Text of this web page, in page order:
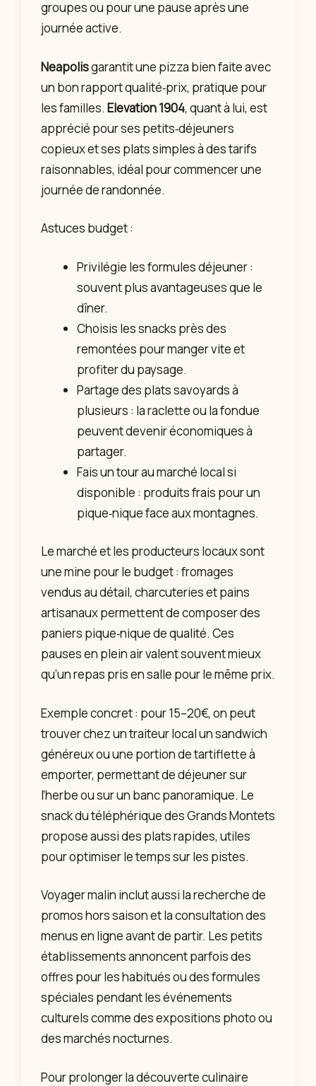
groupes ou pour une pause après une
journée active.
Neapolisgarantit une pizza bien faite avec
un bon rapport qualité‑prix, pratique pour
les familles. Elevation 1904, quant à lui, est
apprécié pour ses petits‑déjeuners
copieux et ses plats simples à des tarifs
raisonnables, idéal pour commencer une
journée de randonnée.
Astuces budget :
Privilégie les formules déjeuner :
souvent plus avantageuses que le
dîner.
Choisis les snacks près des
remontées pour manger vite et
profiter du paysage.
Partage des plats savoyards à
plusieurs : la raclette ou la fondue
peuvent devenir économiques à
partager.
Fais un tour au marché local si
disponible : produits frais pour un
pique‑nique face aux montagnes.
Le marché et les producteurs locaux sont
une mine pour le budget : fromages
vendus au détail, charcuteries et pains
artisanaux permettent de composer des
paniers pique‑nique de qualité. Ces
pauses en plein air valent souvent mieux
qu’un repas pris en salle pour le même prix.
Exemple concret : pour 15–20€, on peut
trouver chez un traiteur local un sandwich
généreux ou une portion de tartiflette à
emporter, permettant de déjeuner sur
l’herbe ou sur un banc panoramique. Le
snack du téléphérique des Grands Montets
propose aussi des plats rapides, utiles
pour optimiser le temps sur les pistes.
Voyager malin inclut aussi la recherche de
promos hors saison et la consultation des
menus en ligne avant de partir. Les petits
établissements annoncent parfois des
offres pour les habitués ou des formules
spéciales pendant les événements
culturels comme des expositions photo ou
des marchés nocturnes.
Pour prolonger la découverte culinaire